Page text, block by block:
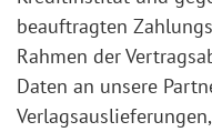
beauftragten
Rahmen der
Daten an unsere